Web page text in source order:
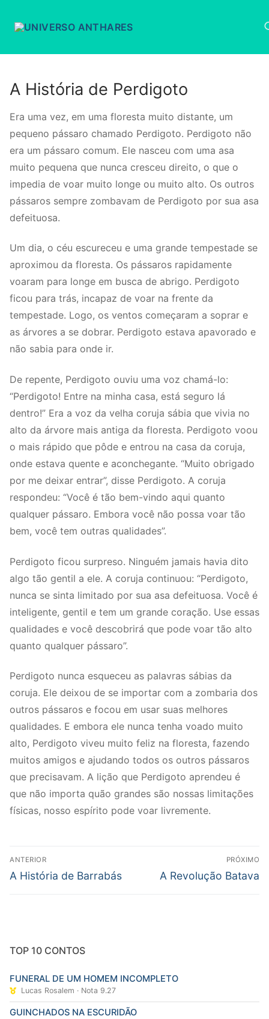
para
A História de Perdigoto
Era uma vez, em uma floresta muito distante, um
pequeno pássaro chamado Perdigoto. Perdigoto não
era um pássaro comum. Ele nasceu com uma asa
muito pequena que nunca cresceu direito, o que o
impedia de voar muito longe ou muito alto. Os outros
pássaros sempre zombavam de Perdigoto por sua asa
defeituosa.
Um dia, o céu escureceu e uma grande tempestade se
aproximou da floresta. Os pássaros rapidamente
voaram para longe em busca de abrigo. Perdigoto
ficou para trás, incapaz de voar na frente da
tempestade. Logo, os ventos começaram a soprar e
as árvores a se dobrar. Perdigoto estava apavorado e
não sabia para onde ir.
De repente, Perdigoto ouviu uma voz chamá-lo:
“Perdigoto! Entre na minha casa, está seguro lá
dentro!” Era a voz da velha coruja sábia que vivia no
alto da árvore mais antiga da floresta. Perdigoto voou
o mais rápido que pôde e entrou na casa da coruja,
onde estava quente e aconchegante. “Muito obrigado
por me deixar entrar”, disse Perdigoto. A coruja
respondeu: “Você é tão bem-vindo aqui quanto
qualquer pássaro. Embora você não possa voar tão
bem, você tem outras qualidades”.
Perdigoto ficou surpreso. Ninguém jamais havia dito
algo tão gentil a ele. A coruja continuou: “Perdigoto,
nunca se sinta limitado por sua asa defeituosa. Você é
inteligente, gentil e tem um grande coração. Use essas
qualidades e você descobrirá que pode voar tão alto
quanto qualquer pássaro”.
Perdigoto nunca esqueceu as palavras sábias da
coruja. Ele deixou de se importar com a zombaria dos
outros pássaros e focou em usar suas melhores
qualidades. E embora ele nunca tenha voado muito
alto, Perdigoto viveu muito feliz na floresta, fazendo
muitos amigos e ajudando todos os outros pássaros
que precisavam. A lição que Perdigoto aprendeu é
que não importa quão grandes são nossas limitações
físicas, nosso espírito pode voar livremente.
Navegação
de
ANTERIOR
Post
A História de Barrabás
PRÓXIMO
Próximo
A Revolução Batava
TOP 10 CONTOS
FUNERAL DE UM HOMEM INCOMPLETO
Lucas Rosalem · Nota 9.27
GUINCHADOS NA ESCURIDÃO